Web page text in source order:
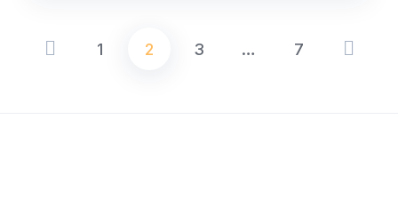
Pagination
1 2 3 … 7